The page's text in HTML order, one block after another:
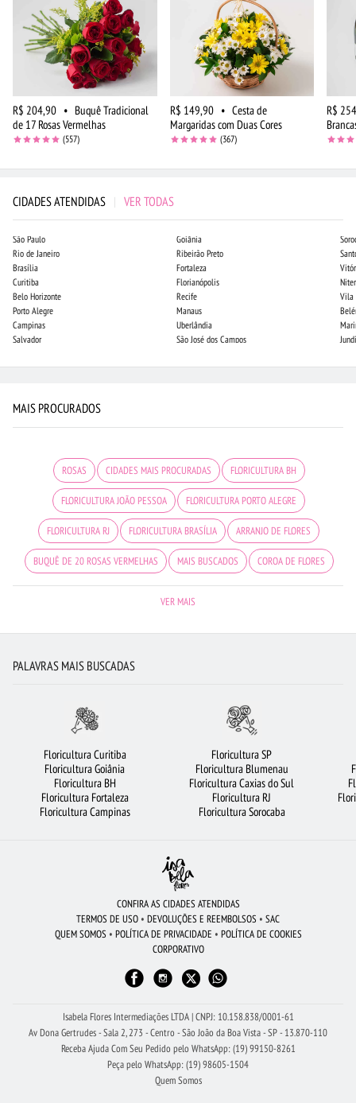
R$ 204,90 • Buquê Tradicional
de 17 Rosas Vermelhas
(557)
R$ 149,90 • Cesta de
Margaridas com Duas Cores
(367)
R$
CIDADES ATENDIDAS | VER TODAS
São Paulo
Rio de Janeiro
Brasília
Curitiba
Belo Horizonte
Porto Alegre
Campinas
Salvador
Goiânia
Ribeirão Preto
Fortaleza
Florianópolis
Recife
Manaus
Uberlândia
São José dos Campos
Vila
MAIS PROCURADOS
ROSAS CIDADES MAIS PROCURADAS FLORICULTURA BH
FLORICULTURA JOÃO PESSOA FLORICULTURA PORTO ALEGRE
FLORICULTURA RJ FLORICULTURA BRASÍLIA ARRANJO DE FLORES
BUQUÊ DE 20 ROSAS VERMELHAS MAIS BUSCADOS COROA DE FLORES
FLORICULTURA SP FLORICULTURA CURITIBA
FLORICULTURA RIBEIRÃO PRETO FLORICULTURA OSASCO
FLORICULTURA BARUERI FLORES VERMELHAS CESTA DE CHOCOLATE
BUQUÊ DE ROSAS VERMELHAS
FLORICULTURA FORTALEZA
FLORICULTURA SÃO BERNARDO DO CAMPO ROSAS BRANCAS
FLORES DO CAMPO
FLORICULTURA RECIFE BUQUÊ DE 12 ROSAS VERMELHAS
FLORICULTURA SALVADOR URSO DE PELÚCIA
VER MAIS
PALAVRAS MAIS BUSCADAS
Floricultura Curitiba
Floricultura Goiânia
Floricultura BH
Floricultura Fortaleza
Floricultura Campinas
Floricultura SP
Floricultura Blumenau
Floricultura Caxias do Sul
Floricultura RJ
Floricultura Sorocaba
CONFIRA AS CIDADES ATENDIDAS
TERMOS DE USO • DEVOLUÇÕES E REEMBOLSOS • SAC
QUEM SOMOS • POLÍTICA DE PRIVACIDADE • POLÍTICA DE COOKIES
CORPORATIVO
Isabela Flores Intermediações LTDA | CNPJ: 10.158.838/0001-61
Av Dona Gertrudes - Sala 2, 273 - Centro - São João da Boa Vista - SP - 13.870-110
Receba Ajuda Com Seu Pedido pelo WhatsApp: (19) 99150-8261
Peça pelo WhatsApp: (19) 98605-1504
Quem Somos